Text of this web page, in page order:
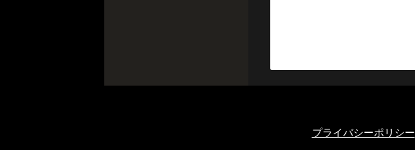
プライバシーポリシー